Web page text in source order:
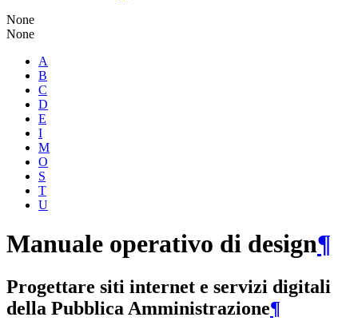
None
None
A
B
C
D
E
I
M
O
S
T
U
Manuale operativo di design¶
Progettare siti internet e servizi digitali
della Pubblica Amministrazione¶